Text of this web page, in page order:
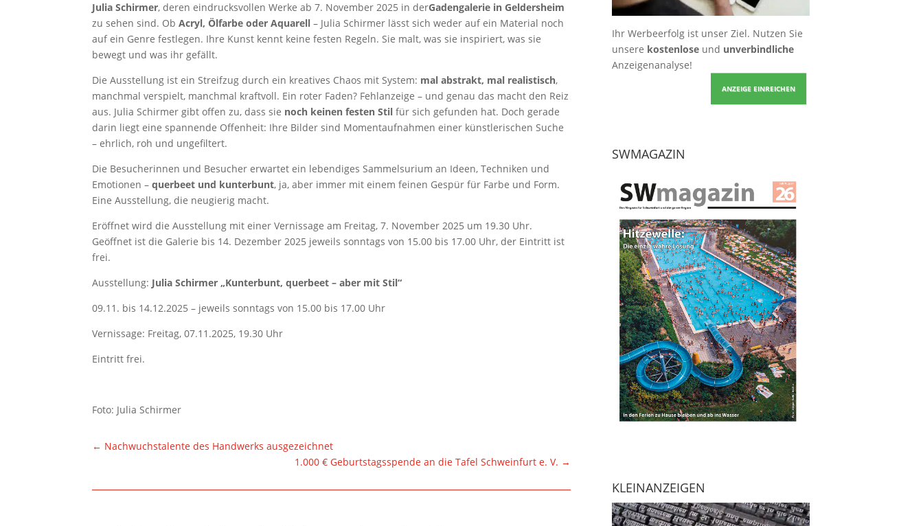
Julia Schirmer, deren eindrucksvollen Werke ab 7. November 2025 in derGadengalerie in Geldersheim
zu sehen sind. ObAcryl, Ölfarbe oder Aquarell – Julia Schirmer lässt sich weder auf ein Material noch
auf ein Genre festlegen. Ihre Kunst kennt keine festen Regeln. Sie malt, was sie inspiriert, was sie
bewegt und was ihr gefällt.
Die Ausstellung ist ein Streifzug durch ein kreatives Chaos mit System: mal abstrakt, mal realistisch,
manchmal verspielt, manchmal kraftvoll. Ein roter Faden? Fehlanzeige – und genau das macht den Reiz
aus. Julia Schirmer gibt offen zu, dass sie noch keinen festen Stil für sich gefunden hat. Doch gerade
darin liegt eine spannende Offenheit: Ihre Bilder sind Momentaufnahmen einer künstlerischen Suche
– ehrlich, roh und ungefiltert.
Die Besucherinnen und Besucher erwartet ein lebendiges Sammelsurium an Ideen, Techniken und
Emotionen –querbeet und kunterbunt, ja, aber immer mit einem feinen Gespür für Farbe und Form.
Eine Ausstellung, die neugierig macht.
Eröffnet wird die Ausstellung mit einer Vernissage am Freitag, 7. November 2025 um 19.30 Uhr.
Geöffnet ist die Galerie bis 14. Dezember 2025 jeweils sonntags von 15.00 bis 17.00 Uhr, der Eintritt ist
frei.
Ausstellung: Julia Schirmer „Kunterbunt, querbeet – aber mit Stil“
09.11. bis 14.12.2025 – jeweils sonntags von 15.00 bis 17.00 Uhr
Vernissage: Freitag, 07.11.2025, 19.30 Uhr
Eintritt frei.
Foto: Julia Schirmer
← Nachwuchstalente des Handwerks ausgezeichnet
1.000 € Geburtstagsspende an die Tafel Schweinfurt e. V. →
Ihr Werbeerfolg ist unser Ziel. Nutzen Sie
unsere kostenloseund unverbindliche
Anzeigenanalyse!
ANZEIGE EINREICHEN
SWMAGAZIN
KLEINANZEIGEN